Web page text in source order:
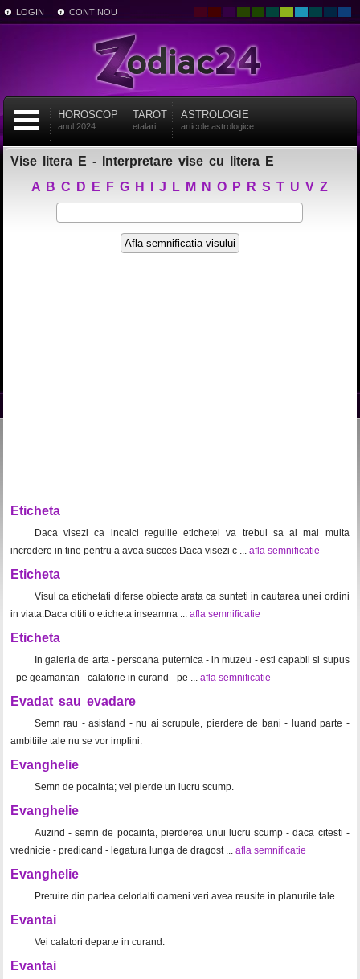
LOGIN CONT NOU
HOROSCOP
anul 2024
TAROT
etalari
ASTROLOGIE
articole astrologice
Vise litera E - Interpretare vise cu litera E
A B C D E F G H J L M N O P R S T U V Z
Eticheta
Daca visezi ca incalci regulile etichetei va trebui sa ai mai multa
incredere in tine pentru a avea succes Daca visezi c ... afla semnificatie
Eticheta
Visul ca etichetati diferse obiecte arata ca sunteti in cautarea unei ordini
in viata.Daca cititi o eticheta inseamna ... afla semnificatie
Eticheta
In galeria de arta - persoana puternica - in muzeu - esti capabil si supus
- pe geamantan - calatorie in curand - pe ... afla semnificatie
Evadat sau evadare
Semn rau - asistand - nu ai scrupule, pierdere de bani - luand parte -
ambitiile tale nu se vor implini.
Evanghelie
Semn de pocainta; vei pierde un lucru scump.
Evanghelie
Auzind - semn de pocainta, pierderea unui lucru scump - daca citesti -
vrednicie - predicand - legatura lunga de dragost ... afla semnificatie
Evanghelie
Pretuire din partea celorlalti oameni veri avea reusite in planurile tale.
Evantai
Vei calatori departe in curand.
Evantai